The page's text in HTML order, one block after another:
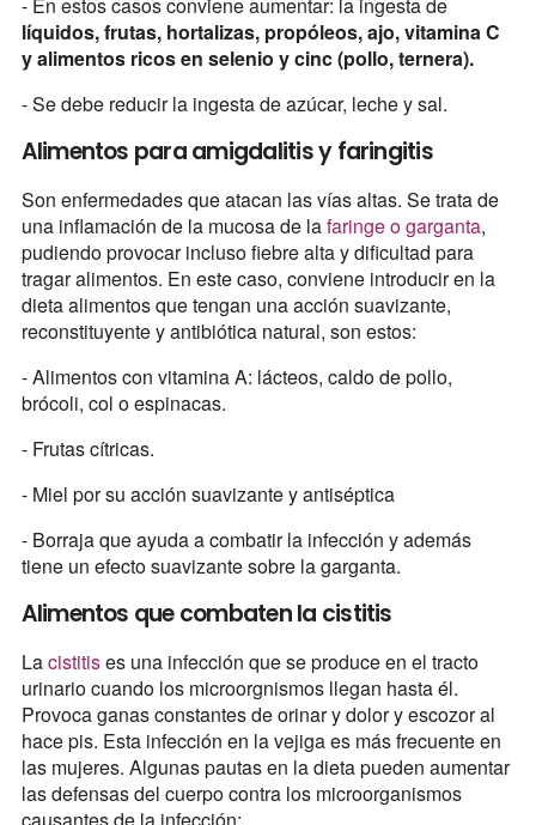
líquidos, frutas, hortalizas, propóleos, ajo, vitamina C
y alimentos ricos en selenio y cinc (pollo, ternera).
- Se debe reducir la ingesta de azúcar, leche y sal.
Alimentos para amigdalitis y faringitis
Son enfermedades que atacan las vías altas. Se trata de
una inflamación de la mucosa de lafaringe o garganta,
pudiendo provocar incluso fiebre alta y dificultad para
tragar alimentos. En este caso, conviene introducir en la
dieta alimentos que tengan una acción suavizante,
reconstituyente y antibiótica natural, son estos:
- Alimentos con vitamina A: lácteos, caldo de pollo,
brócoli, col o espinacas.
- Frutas cítricas.
- Miel por su acción suavizante y antiséptica
- Borraja que ayuda a combatir la infección y además
tiene un efecto suavizante sobre la garganta.
Alimentos que combaten la cistitis
Lacistitises una infección que se produce en el tracto
urinario cuando los microorgnismos llegan hasta él.
Provoca ganas constantes de orinar y dolor y escozor al
hace pis. Esta infección en la vejiga es más frecuente en
las mujeres. Algunas pautas en la dieta pueden aumentar
las defensas del cuerpo contra los microorganismos